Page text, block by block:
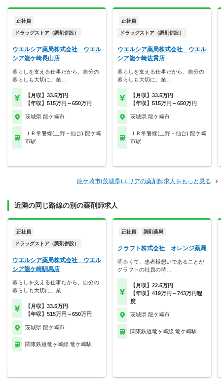
正社員
ドラッグストア（調剤併設）
ウエルシア薬局株式会社 ウエル
シア龍ケ崎長山店
暮らしを支える仕事だから、自分の
暮らしも大切に。業…
【月収】33.5万円
【年収】515万円～650万円
茨城県 龍ケ崎市
ＪＲ常磐線(上野－仙台) 龍ケ崎
市駅
正社員
ドラッグストア（調剤併設）
ウエルシア薬局株式会社 ウエル
シア龍ケ崎佐貫店
暮らしを支える仕事だから、自分の
暮らしも大切に。業…
【月収】33.5万円
【年収】515万円～650万円
茨城県 龍ケ崎市
ＪＲ常磐線(上野－仙台) 龍ケ崎
市駅
龍ケ崎市(茨城県)エリアの薬剤師求人をもっと見る
近隣の同じ路線の別の薬剤師求人
正社員
ドラッグストア（調剤併設）
ウエルシア薬局株式会社 ウエル
シア龍ケ崎馴馬店
暮らしを支える仕事だから、自分の
暮らしも大切に。業…
【月収】33.5万円
【年収】515万円～650万円
茨城県 龍ケ崎市
関東鉄道竜ヶ崎線 竜ケ崎駅
正社員 調剤薬局
クラフト株式会社 オレンジ薬局
明るくて、患者様想いであることが
クラフトの社員の特…
【月収】22.5万円
【年収】419万円～743万円程
度
茨城県 龍ケ崎市
関東鉄道竜ヶ崎線 竜ケ崎駅